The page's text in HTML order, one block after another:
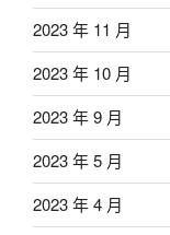
2023 年 11 月
2023 年 10 月
2023 年 9 月
2023 年 5 月
2023 年 4 月